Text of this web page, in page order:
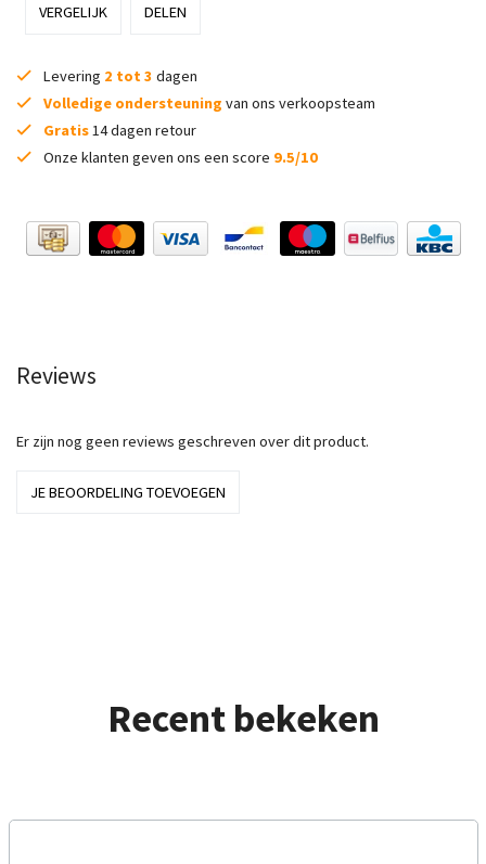
VERGELIJK DELEN
Levering 2 tot 3 dagen
Volledige ondersteuning van ons verkoopsteam
Gratis14 dagen retour
Onze klanten geven ons een score 9.5/10
Reviews
Er zijn nog geen reviews geschreven over dit product.
JE BEOORDELING TOEVOEGEN
Recent bekeken